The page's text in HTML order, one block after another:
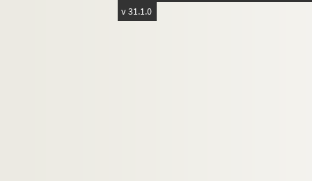
v 31.1.0